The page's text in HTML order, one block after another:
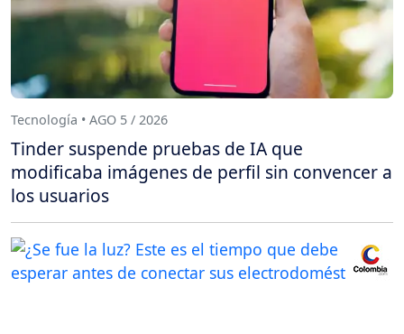
Tecnología • AGO 5 / 2026
Tinder suspende pruebas de IA que
modificaba imágenes de perfil sin convencer a
los usuarios